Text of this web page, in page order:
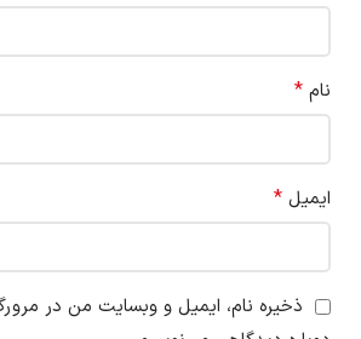
نام *
ایمیل *
ذخیره نام، ایمیل و وبسایت من در